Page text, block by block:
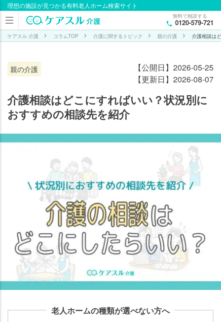
理想の施設が見つかる有料老人ホーム検索サイト
無料で相談する
0120-579-721
ケアスル 介護 コラムTOP 介護に関するトピック 親の介護 介護相談は
親の介護
【公開日】2026-05-25
【更新日】2026-08-07
介護相談はどこにすればいい？状況別に
おすすめの相談先を紹介
老人ホームの種類が選べない方へ
目次
介
護
談
の
況
別
お
す
す
談
先
の
相
談
を
す
る